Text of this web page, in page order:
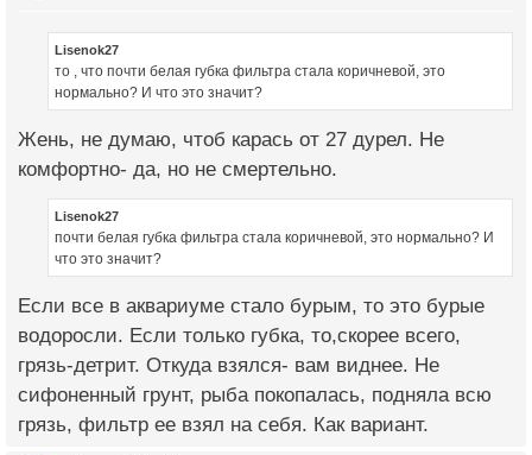
Lisenok27
то , что почти белая губка фильтра стала коричневой, это
нормально? И что это значит?
Жень, не думаю, чтоб карась от 27 дурел. Не
комфортно- да, но не смертельно.
Lisenok27
почти белая губка фильтра стала коричневой, это нормально? И
что это значит?
Если все в аквариуме стало бурым, то это бурые
водоросли. Если только губка, то,скорее всего,
грязь-детрит. Откуда взялся- вам виднее. Не
сифоненный грунт, рыба покопалась, подняла всю
грязь, фильтр ее взял на себя. Как вариант.